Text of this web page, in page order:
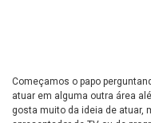
Começamos o papo
atuar em alguma outra área
gosta muito da ideia de atuar,